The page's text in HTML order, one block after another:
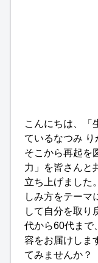
こんにちは、「
ているなつみ り
そこから再起を
力」を皆さんと
立ち上げました
しみ方をテーマ
して自分を取り
代から60代まで
容をお届けしま
てみませんか？